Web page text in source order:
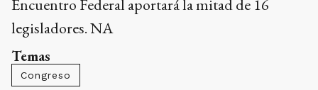
Encuentro Federal aportará la mitad de 16
legisladores. NA
Temas
Congreso